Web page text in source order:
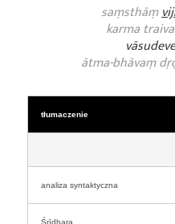
saṃsthāṃ
karma
ātma-bhāvaṃ
tłumaczenie
analiza syntaktyczna
Śrīdhara